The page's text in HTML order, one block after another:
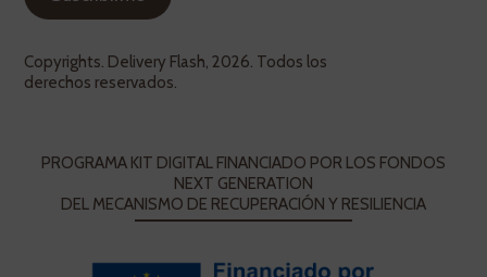
Copyrights. Delivery Flash, 2026. Todos los
derechos reservados.
PROGRAMA KIT DIGITAL FINANCIADO POR LOS FONDOS
NEXT GENERATION
DEL MECANISMO DE RECUPERACIÓN Y RESILIENCIA